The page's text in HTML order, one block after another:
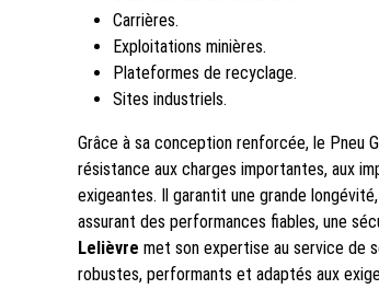
Carrières.
Exploitations minières.
Plateformes de recyclage.
Sites industriels.
Grâce à sa conception renforcée, le Pneu
résistance aux charges importantes, aux
exigeantes. Il garantit une grande
assurant des performances fiables, une
Lelièvre met son expertise au service de
robustes, performants et adaptés aux